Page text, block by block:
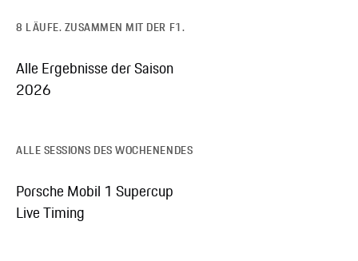
8 LÄUFE. ZUSAMMEN MIT DER F1.
Alle Ergebnisse der Saison
2026
ALLE SESSIONS DES WOCHENENDES
Porsche Mobil 1 Supercup
Live Timing